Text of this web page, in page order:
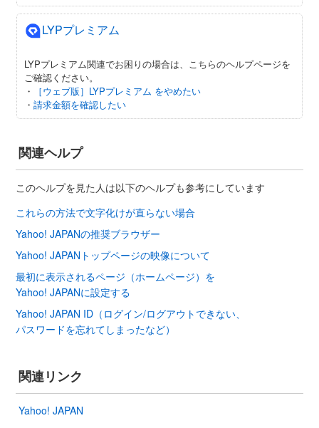
LYPプレミアム
LYPプレミアム関連でお困りの場合は、こちらのヘルプページを
ご確認ください。
・
［ウェブ版］LYPプレミアム をやめたい
・ 請求金額を確認したい
関連ヘルプ
このヘルプを見た人は以下のヘルプも参考にしています
これらの方法で文字化けが直らない場合
Yahoo! JAPANの推奨ブラウザー
Yahoo! JAPANトップページの映像について
最初に表示されるページ（ホームページ）を
Yahoo! JAPANに設定する
Yahoo! JAPAN ID（ログイン/ログアウトできない、
パスワードを忘れてしまったなど）
関連リンク
Yahoo! JAPAN